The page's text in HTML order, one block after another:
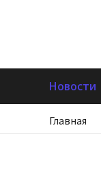
Новости
Главная